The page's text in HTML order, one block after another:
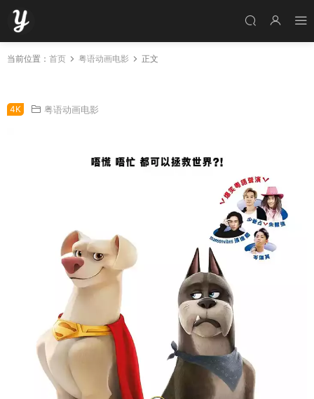
当前位置： 首页 粤语动画电影 正文
4K 粤语动画电影